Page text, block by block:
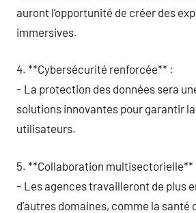
auront l’opportunité de créer des
immersives.
4. **Cybersécurité renforcée** :
– La protection des données sera
solutions innovantes pour garantir
utilisateurs.
5. **Collaboration multisectorielle**
– Les agences travailleront de plus
d’autres domaines, comme la santé